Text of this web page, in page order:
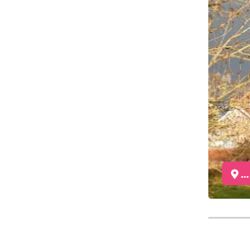
...